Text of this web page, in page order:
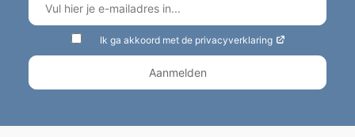
Ik ga akkoord met de privacyverklaring